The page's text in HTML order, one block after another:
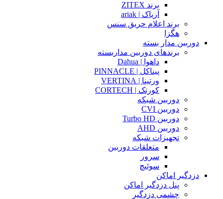
برند ZITEX
آریاک | ariak
برند اعلام حریق سنس
هگزا
دوربین مدار بسته
برندهای دوربین مداربسته
داهوا | Dahua
پیناکل | PINNACLE
ورتینا | VERTINA
کورتک | CORTECH
دوربین شبکه
دوربین CVI
دوربین Turbo HD
دوربین AHD
تجهیزات شبکه
متعلقات دوربین
سرور
سوئیچ
دزدگیر اماکن
پنل دزدگیر اماکن
چشمی دزدگیر